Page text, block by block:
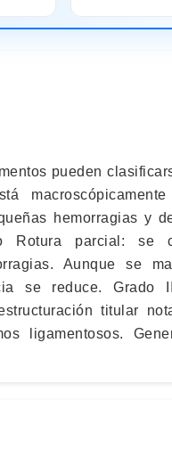
pueden
hemorragias y
Rotura parcial: se
Aunque se
se reduce. Grado
titular
ligamentosos.